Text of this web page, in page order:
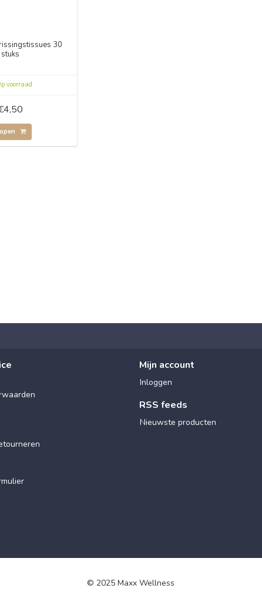
30
stuks
voorraad
Mijn account
Inloggen
RSS feeds
Nieuwste producten
© 2025 Maxx Wellness